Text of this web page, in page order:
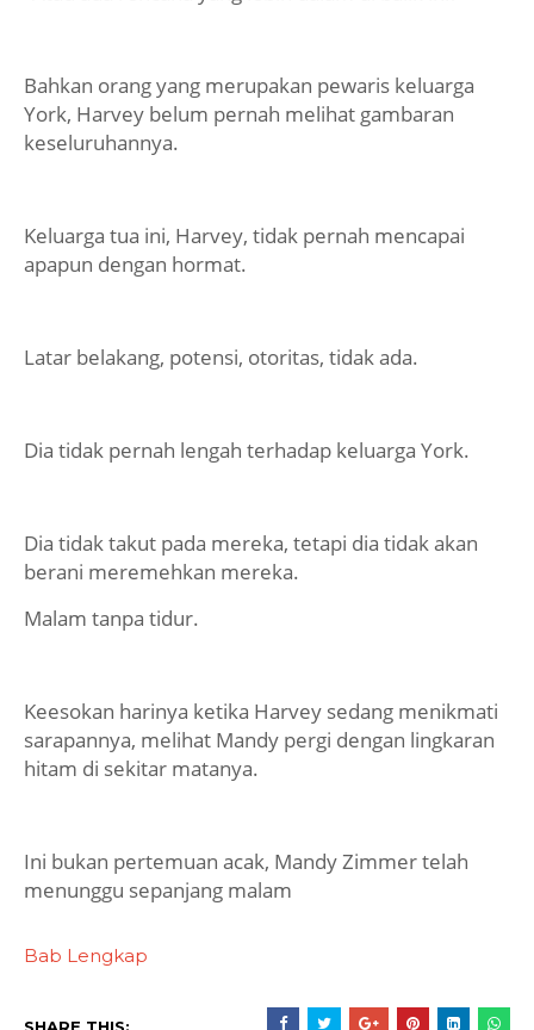
Bahkan orang yang merupakan pewaris keluarga
York, Harvey belum pernah melihat gambaran
keseluruhannya.
Keluarga tua ini, Harvey, tidak pernah mencapai
apapun dengan hormat.
Latar belakang, potensi, otoritas, tidak ada.
Dia tidak pernah lengah terhadap keluarga York.
Dia tidak takut pada mereka, tetapi dia tidak akan
berani meremehkan mereka.
Malam tanpa tidur.
Keesokan harinya ketika Harvey sedang menikmati
sarapannya, melihat Mandy pergi dengan lingkaran
hitam di sekitar matanya.
Ini bukan pertemuan acak, Mandy Zimmer telah
menunggu sepanjang malam
Bab Lengkap